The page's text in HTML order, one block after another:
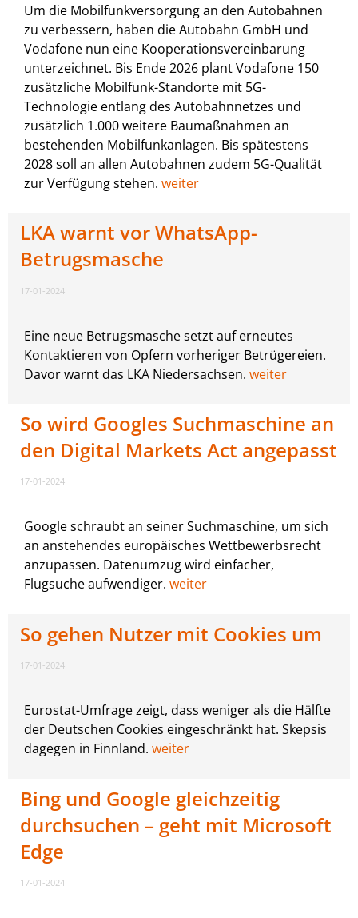
Um die Mobilfunkversorgung an den Autobahnen
zu verbessern, haben die Autobahn GmbH und
Vodafone nun eine Kooperationsvereinbarung
unterzeichnet. Bis Ende 2026 plant Vodafone 150
zusätzliche Mobilfunk-Standorte mit 5G-
Technologie entlang des Autobahnnetzes und
zusätzlich 1.000 weitere Baumaßnahmen an
bestehenden Mobilfunkanlagen. Bis spätestens
2028 soll an allen Autobahnen zudem 5G-Qualität
zur Verfügung stehen. weiter
LKA warnt vor WhatsApp-
Betrugsmasche
17-01-2024
Eine neue Betrugsmasche setzt auf erneutes
Kontaktieren von Opfern vorheriger Betrügereien.
Davor warnt das LKA Niedersachsen. weiter
So wird Googles Suchmaschine an
den Digital Markets Act angepasst
17-01-2024
Google schraubt an seiner Suchmaschine, um sich
an anstehendes europäisches Wettbewerbsrecht
anzupassen. Datenumzug wird einfacher,
Flugsuche aufwendiger. weiter
So gehen Nutzer mit Cookies um
17-01-2024
Eurostat-Umfrage zeigt, dass weniger als die Hälfte
der Deutschen Cookies eingeschränkt hat. Skepsis
dagegen in Finnland. weiter
Bing und Google gleichzeitig
durchsuchen – geht mit Microsoft
Edge
17-01-2024